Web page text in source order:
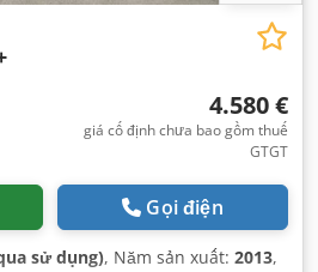
4.580 €
giá cố định chưa bao gồm thuế
GTGT
Gọi điện
sử dụng), Năm sản xuất: 2013,